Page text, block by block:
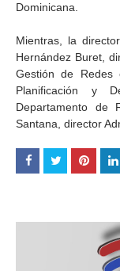
Dominicana.
Mientras, la
Hernández Buret,
Gestión de Redes
Planificación y
Departamento de
Santana, director